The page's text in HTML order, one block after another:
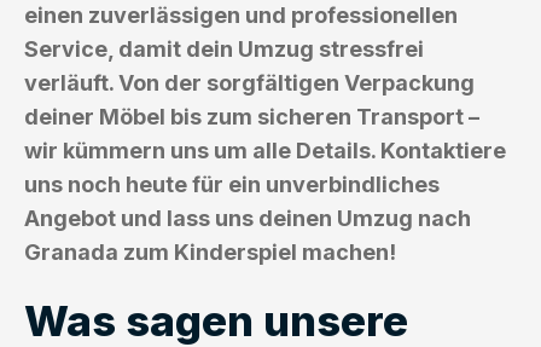
einen zuverlässigen und professionellen
Service, damit dein Umzug stressfrei
verläuft. Von der sorgfältigen Verpackung
deiner Möbel bis zum sicheren Transport –
wir kümmern uns um alle Details. Kontaktiere
uns noch heute für ein unverbindliches
Angebot und lass uns deinen Umzug nach
Granada zum Kinderspiel machen!
Was sagen unsere